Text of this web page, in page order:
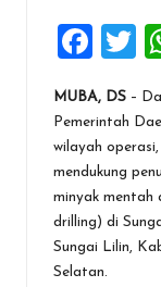
F
ce
b
o
o
k
T
tt
MUBA, DS –
Pemerintah
wilayah
mendukung
minyak mentah
drilling) di
Sungai Lilin,
Selatan.